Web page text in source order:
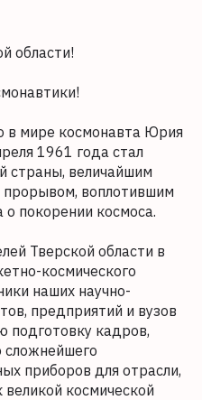
области!
в мире космонавта Юрия
1961 года стал
страны, величайшим
прорывом, воплотившим
покорении космоса.
Тверской области в
космического
наших научно-
предприятий и вузов
подготовку кадров,
сложнейшего
приборов для отрасли,
космической